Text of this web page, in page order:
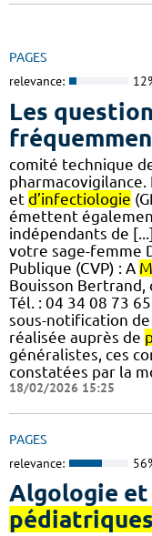
PAGES
relevance:
Les
comité technique
pharmacovigilance.
et d’infectiologie
émettent
indépendants de
votre sage-femme
Publique (CVP) : A
Bouisson
Tél. : 04 34 08 73
sous-notification
réalisée auprès de
généralistes, ces
constatées par la
18/02/2026 15:25
PAGES
relevance:
Algologie
pédiatriques